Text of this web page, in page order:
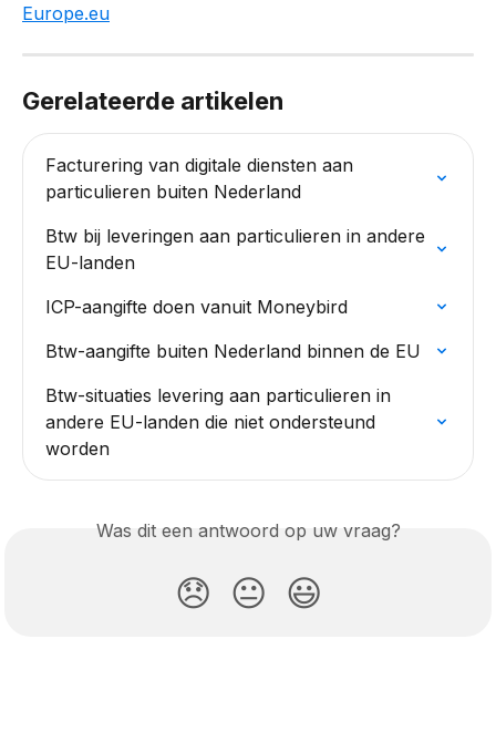
Europe.eu
Gerelateerde artikelen
Facturering van digitale diensten aan
particulieren buiten Nederland
Btw bij leveringen aan particulieren in andere
EU-landen
ICP-aangifte doen vanuit Moneybird
Btw-aangifte buiten Nederland binnen de EU
Btw-situaties levering aan particulieren in
andere EU-landen die niet ondersteund
worden
Was dit een antwoord op uw vraag?
😞 😐 😃